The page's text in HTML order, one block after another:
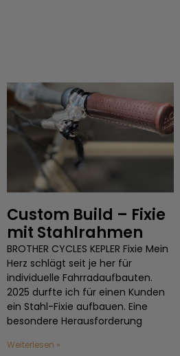
Custom Build – Fixie
mit Stahlrahmen
BROTHER CYCLES KEPLER Fixie Mein
Herz schlägt seit je her für
individuelle Fahrradaufbauten.
2025 durfte ich für einen Kunden
ein Stahl-Fixie aufbauen. Eine
besondere Herausforderung
Weiterlesen »